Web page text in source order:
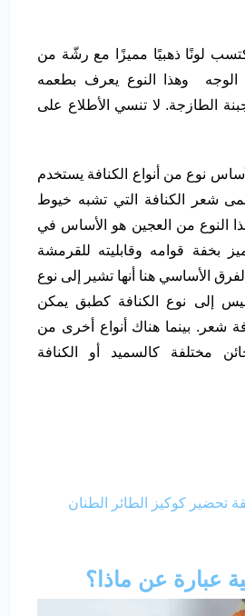
لونًا ذهبيًا مميزًا مع رشّة من
الوجه وهذا النوع يعرف بطعمه
الطازجة. لا تنسي الأطلاع على
نوع من أنواع الكنافة يستخدم
شعر الكنافة التي تشبه خيوط
النوع من العجين هو الأساس في
بخفة قوامه وقابليته للقرمشة
الأساسي هنا أنها تشير إلى نوع
إلى نوع الكنافة كطبق يمكن
شعر. بينما هناك أنواع أخرى من
مختلفة كالسميد أو الكنافة
تحضير كوكيز الطائر الطنان
عبارة عن ماذا؟